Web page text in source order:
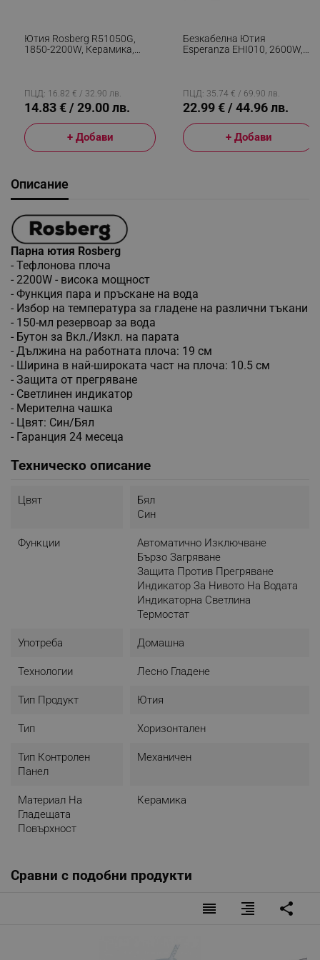
Ютия Rosberg R51050G,
1850-2200W, Керамика,
ПЦД: 16.82 € / 32.90 лв.
14.83 € / 29.00 лв.
+ Добави
Безкабелна Ютия
Esperanza EHI010, 2600W,
Вертикално Гладене, Черен
ПЦД: 35.74 € / 69.90 лв.
22.99 € / 44.96 лв.
+ Добави
Описание
Парна ютия Rosberg
- Тефлонова плоча
- 2200W - висока мощност
- Функция пара и пръскане на вода
- Избор на температура за гладене на различни тъкани
- 150-мл резервоар за вода
- Бутон за Вкл./Изкл. на парата
- Дължина на работната плоча: 19 см
- Ширина в най-широката част на плоча: 10.5 см
- Защита от прегряване
- Светлинен индикатор
- Мерителна чашка
- Цвят: Син/Бял
- Гаранция 24 месеца
Техническо описание
Цвят
Бял
Син
Функции
Автоматично Изключване
Бързо Загряване
Защита Против Прегряване
Индикатор За Нивото На Водата
Индикаторна Светлина
Термостат
Употреба Домашна
Технологии Лесно Гладене
Тип Продукт Ютия
Тип Хоризонтален
Тип Контролен
Панел
Механичен
Материал На
Гладещата
Повърхност
Керамика
Сравни с подобни продукти
reorder format_align_right share